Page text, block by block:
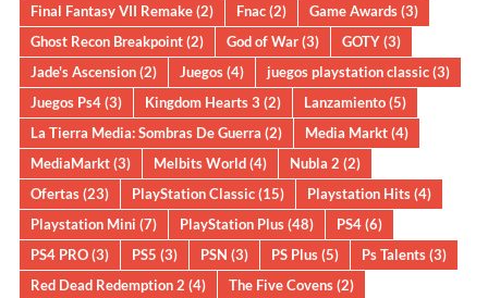
Final Fantasy VII Remake(2) Fnac(2) Game Awards(3)
Ghost Recon Breakpoint(2) God of War(3) GOTY(3)
Jade's Ascension(2) Juegos(4) juegos playstation classic(3)
Juegos Ps4(3) Kingdom Hearts 3 (2) Lanzamiento(5)
La Tierra Media: Sombras De Guerra (2) Media Markt(4)
MediaMarkt(3) Melbits World(4) Nubla 2 (2)
Ofertas(23) PlayStation Classic(15) Playstation Hits(4)
Playstation Mini (7) PlayStation Plus(48) PS4(6)
PS4 PRO(3) PS5 (3) PSN (3) PS Plus(5) Ps Talents(3)
Red Dead Redemption 2 (4) The Five Covens(2)